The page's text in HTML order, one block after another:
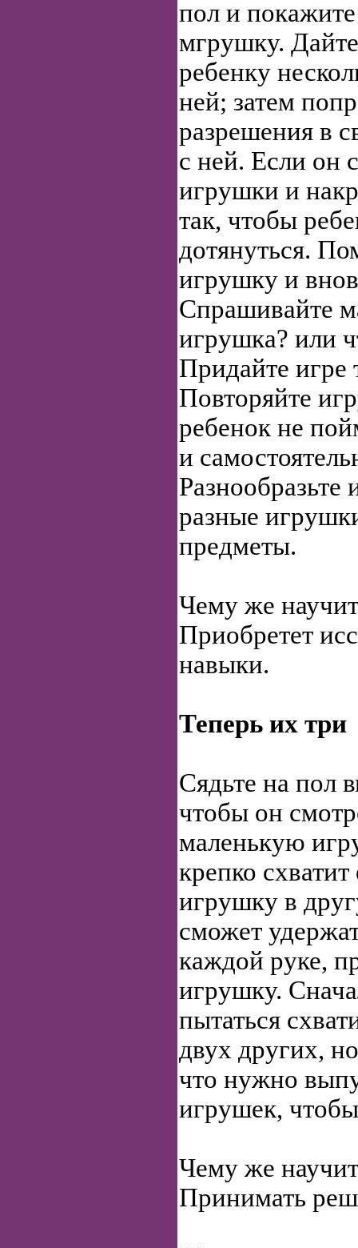
пол и
мгрушку.
ребенку
ней; затем
разрешения в
с ней. Если он
игрушки и
так, чтобы
дотянуться.
игрушку и
Спрашивайте
игрушка? или
Придайте игре
Повторяйте
ребенок не
и
Разнообразьте
разные
предметы.
Чему же
Приобретет
навыки.
Теперь их три
Сядьте на пол
чтобы он
маленькую
крепко
игрушку в
сможет
каждой руке,
игрушку.
пытаться
двух других,
что нужно
игрушек,
Чему же
Принимать